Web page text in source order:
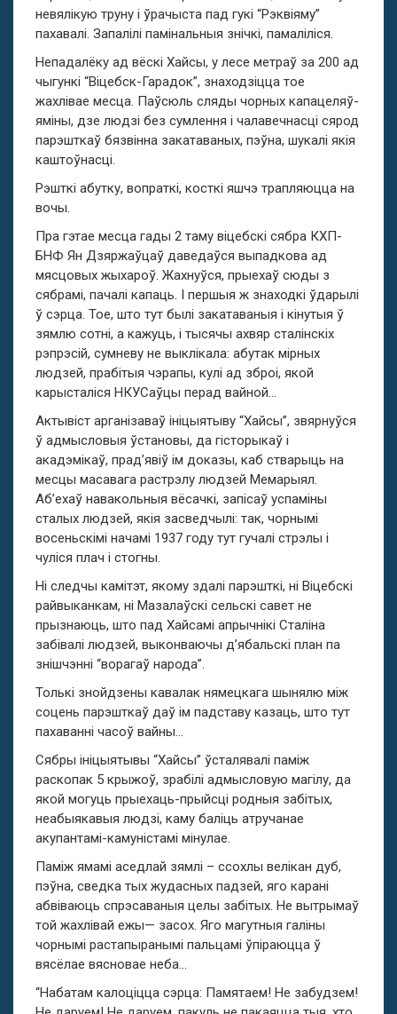
невялікую труну і ўрачыста пад гукі “Рэквіяму”
пахавалі. Запалілі памінальныя знічкі, памаліліся.
Непадалёку ад вёскі Хайсы, у лесе метраў за 200 ад
чыгункі “Віцебск-Гарадок”, знаходзіцца тое
жахлівае месца. Паўсюль сляды чорных капацеляў-
яміны, дзе людзі без сумлення і чалавечнасці сярод
парэшткаў бязвінна закатаваных, пэўна, шукалі якія
каштоўнасці.
Рэшткі абутку, вопраткі, косткі яшчэ трапляюцца на
вочы.
Пра гэтае месца гады 2 таму віцебскі сябра КХП-
БНФ Ян Дзяржаўцаў даведаўся выпадкова ад
мясцовых жыхароў. Жахнуўся, прыехаў сюды з
сябрамі, пачалі капаць. І першыя ж знаходкі ўдарылі
ў сэрца. Тое, што тут былі закатаваныя і кінутыя ў
зямлю сотні, а кажуць, і тысячы ахвяр сталінскіх
рэпрэсій, сумневу не выклікала: абутак мірных
людзей, прабітыя чэрапы, кулі ад зброі, якой
карысталіся НКУСаўцы перад вайной…
Актывіст арганізаваў ініцыятыву “Хайсы”, звярнуўся
ў адмысловыя ўстановы, да гісторыкаў і
акадэмікаў, прад’явіў ім доказы, каб стварыць на
месцы масавага растрэлу людзей Мемарыял.
Аб’ехаў навакольныя вёсачкі, запісаў успаміны
сталых людзей, якія засведчылі: так, чорнымі
восеньскімі начамі 1937 году тут гучалі стрэлы і
чуліся плач і стогны.
Ні следчы камітэт, якому здалі парэшткі, ні Віцебскі
райвыканкам, ні Мазалаўскі сельскі савет не
прызнаюць, што пад Хайсамі апрычнікі Сталіна
забівалі людзей, выконваючы д’ябальскі план па
знішчэнні “ворагаў народа”.
Толькі знойдзены кавалак нямецкага шынялю між
соцень парэшткаў даў ім падставу казаць, што тут
пахаванні часоў вайны…
Сябры ініцыятывы “Хайсы” ўсталявалі паміж
раскопак 5 крыжоў, зрабілі адмысловую магілу, да
якой могуць прыехаць-прыйсці родныя забітых,
неабыякавыя людзі, каму баліць атручанае
акупантамі-камуністамі мінулае.
Паміж ямамі аседлай зямлі – ссохлы велікан дуб,
пэўна, сведка тых жудасных падзей, яго карані
абвіваюць спрэсаваныя целы забітых. Не вытрымаў
той жахлівай ежы— засох. Яго магутныя галіны
чорнымі растапыранымі пальцамі ўпіраюцца ў
вясёлае вясновае неба…
“Набатам калоціцца сэрца: Памятаем! Не забудзем!